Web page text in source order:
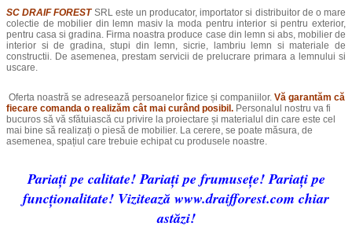
SC DRAIF FOREST SRL este un producator, importator si distribuitor de o mare
colectie de mobilier din lemn masiv la moda pentru interior si pentru exterior,
pentru casa si gradina. Firma noastra produce case din lemn si abs, mobilier de
interior si de gradina, stupi din lemn, sicrie, lambriu lemn si materiale de
constructii. De asemenea, prestam servicii de prelucrare primara a lemnului si
uscare.
Oferta noastră se adresează persoanelor fizice și companiilor. Vă garantăm că
fiecare comanda o realizăm cât mai curând posibil. Personalul nostru va fi
bucuros să vă sfătuiască cu privire la proiectare și materialul din care este cel
mai bine să realizați o piesă de mobilier. La cerere, se poate măsura, de
asemenea, spațiul care trebuie echipat cu produsele noastre.
Pariați pe calitate! Pariați pe frumusețe! Pariați pe
funcționalitate! Vizitează www.draifforest.com chiar
astăzi!